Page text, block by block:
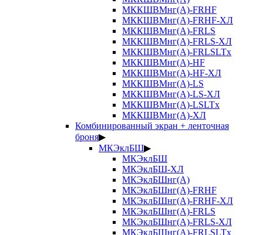
МККШВМнг(А)-FRHF
МККШВМнг(А)-FRHF-ХЛ
МККШВМнг(А)-FRLS
МККШВМнг(А)-FRLS-ХЛ
МККШВМнг(А)-FRLSLTx
МККШВМнг(А)-HF
МККШВМнг(А)-HF-ХЛ
МККШВМнг(А)-LS
МККШВМнг(А)-LS-ХЛ
МККШВМнг(А)-LSLTx
МККШВМнг(А)-ХЛ
Комбинированный экран + ленточная
броня▶
МКЭклБШ▶
МКЭклБШ
МКЭклБШ-ХЛ
МКЭклБШнг(А)
МКЭклБШнг(А)-FRHF
МКЭклБШнг(А)-FRHF-ХЛ
МКЭклБШнг(А)-FRLS
МКЭклБШнг(А)-FRLS-ХЛ
МКЭклБШнг(А)-FRLSLTx